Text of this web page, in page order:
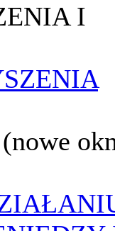
I
(nowe